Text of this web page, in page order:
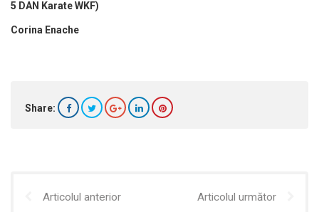
5 DAN Karate WKF)
Corina Enache
Share:
Articolul anterior Articolul următor